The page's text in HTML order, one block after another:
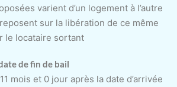
varient d’un logement à l’autre
sur la libération de ce même
le locataire sortant
de fin de bail
mois et 0 jour après la date d’arrivée